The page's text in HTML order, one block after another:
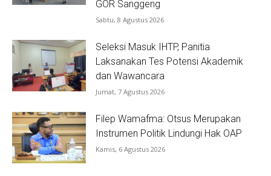
GOR Sanggeng
Sabtu, 8 Agustus 2026
Seleksi Masuk IHTP, Panitia
Laksanakan Tes Potensi Akademik
dan Wawancara
Jumat, 7 Agustus 2026
Filep Wamafma: Otsus Merupakan
Instrumen Politik Lindungi Hak OAP
Kamis, 6 Agustus 2026